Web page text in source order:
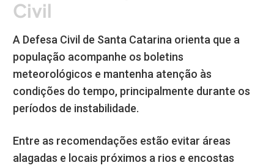
Civil
A Defesa Civil de Santa Catarina orienta que a
população acompanhe os boletins
meteorológicos e mantenha atenção às
condições do tempo, principalmente durante os
períodos de instabilidade.
Entre as recomendações estão evitar áreas
alagadas e locais próximos a rios e encostas